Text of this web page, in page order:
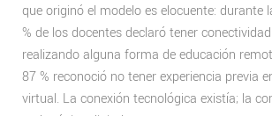
que originó el modelo es elocuente: durante
% de los docentes declaró tener
realizando alguna forma de educación
87 % reconoció no tener experiencia previa
virtual. La conexión tecnológica existía; la